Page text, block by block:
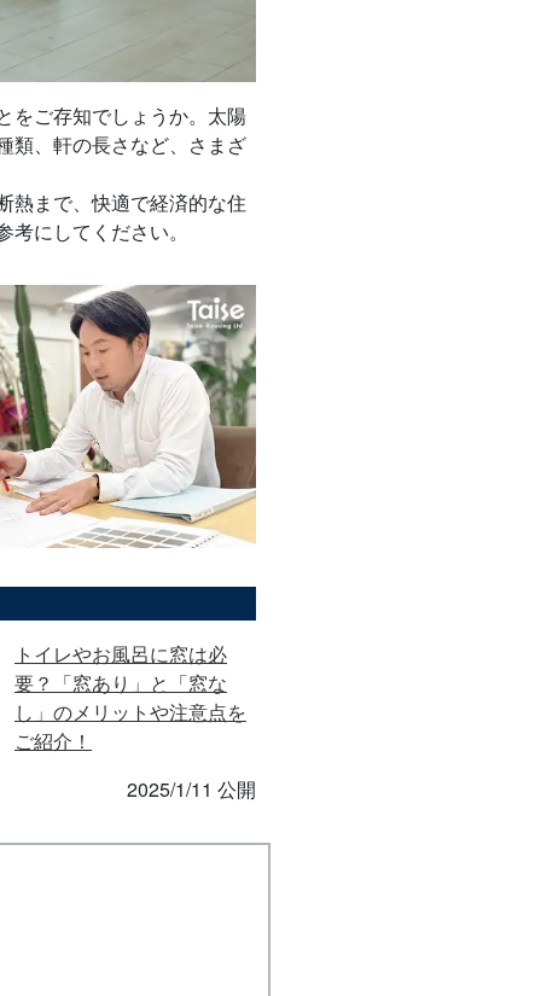
をご存知でしょうか。太陽
類、軒の長さなど、さまざ
熱まで、快適で経済的な住
にしてください。
トイレやお風呂に窓は必
要？「窓あり」と「窓な
し」のメリットや注意点を
ご紹介！
2025/1/11 公開